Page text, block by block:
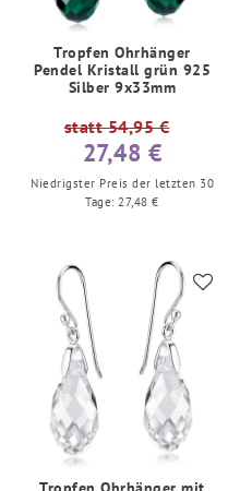
Tropfen Ohrhänger
Pendel Kristall grün 925
Silber 9x33mm
statt 54,95 €
27,48 €
Niedrigster Preis der letzten 30
Tage: 27,48 €